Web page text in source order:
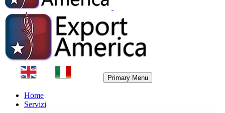
Primary Menu
Home
Servizi